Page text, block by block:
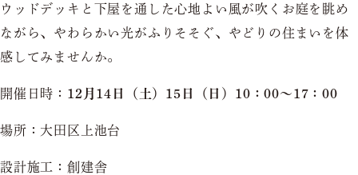
ウッドデッキと下屋を通した心地よい風が吹くお庭を眺め
ながら、やわらかい光がふりそそぐ、やどりの住まいを体
感してみませんか。
開催日時： 12月14日（土）15日（日）10：00～17：00
場所：大田区上池台
設計施工：創建舎